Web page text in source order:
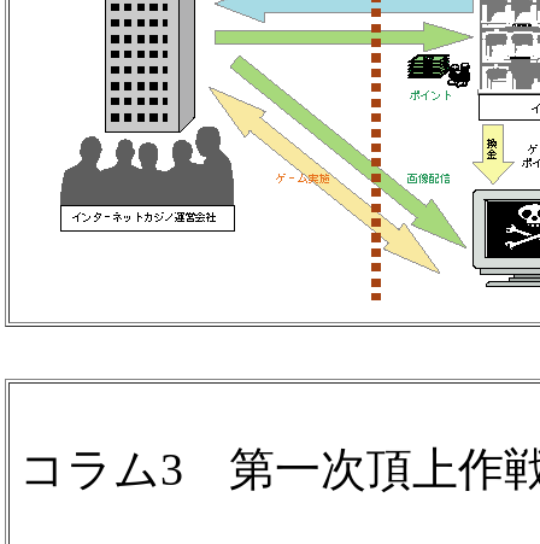
コラム3 第一次頂上作